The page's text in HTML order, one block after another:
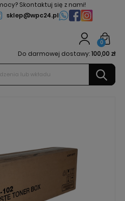
Skontaktuj się z nami!
sklep@wpc24.pl
0
Do darmowej dostawy:100,00 zł